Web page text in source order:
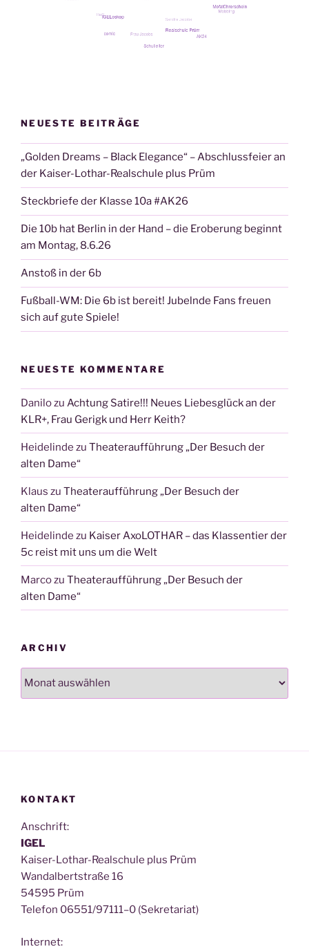
NEUESTE BEITRÄGE
„Golden Dreams – Black Elegance“ – Abschlussfeier an
der Kaiser-Lothar-Realschule plus Prüm
Steckbriefe der Klasse 10a #AK26
Die 10b hat Berlin in der Hand – die Eroberung beginnt
am Montag, 8.6.26
Anstoß in der 6b
Fußball-WM: Die 6b ist bereit! Jubelnde Fans freuen
sich auf gute Spiele!
NEUESTE KOMMENTARE
Danilozu Achtung Satire!!! Neues Liebesglück an der
KLR+, Frau Gerigk und Herr Keith?
Heidelinde zu Theateraufführung „Der Besuch der
alten Dame“
Klaus zu Theateraufführung „Der Besuch der
alten Dame“
Heidelinde zu Kaiser AxoLOTHAR – das Klassentier der
5c reist mit uns um die Welt
Marcozu Theateraufführung „Der Besuch der
alten Dame“
ARCHIV
Archiv
KONTAKT
Anschrift:
IGEL
Kai­ser-Lothar-Real­schu­le plus Prüm
Wan­dal­bert­stra­ße 16
54595 Prüm
Tele­fon 06551/97111–0 (Sekre­ta­ri­at)
Inter­net: